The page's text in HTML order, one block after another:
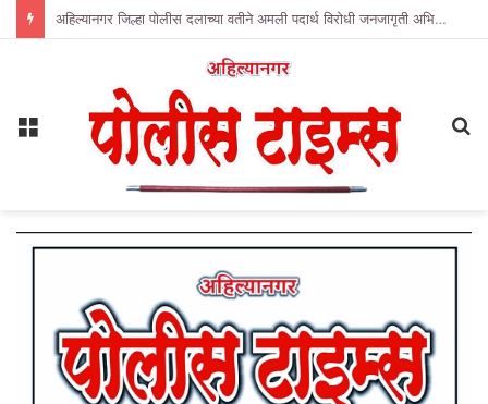
अहिल्यानगर जिल्हा पोलीस दलाच्या वतीने अमली पदार्थ विरोधी जनजागृती अभियानाची सुरुवात.